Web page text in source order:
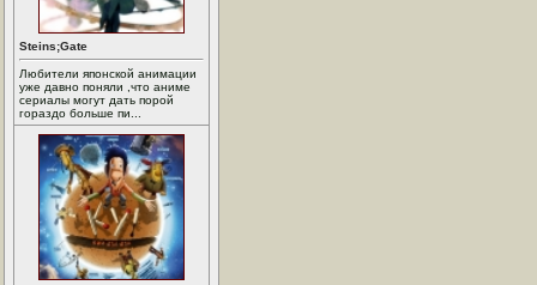
Steins;Gate
Любители японской анимации
уже давно поняли ,что аниме
сериалы могут дать порой
гораздо больше пи...